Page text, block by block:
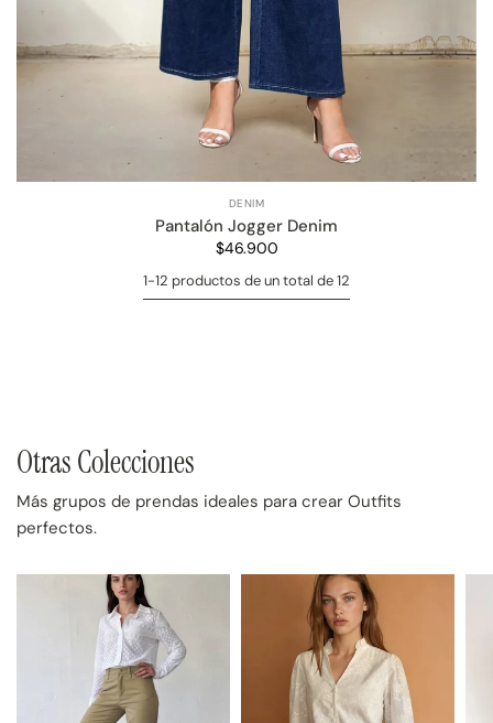
DENIM
Pantalón Jogger Denim
$46.900
1-12 productos de un total de 12
Otras Colecciones
Más grupos de prendas ideales para crear Outfits
perfectos.